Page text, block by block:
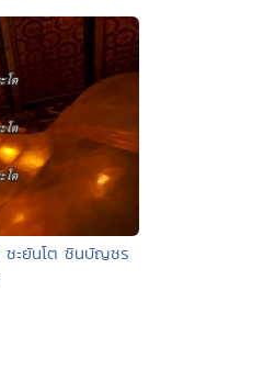
ชะยันโต ชินบัญชร